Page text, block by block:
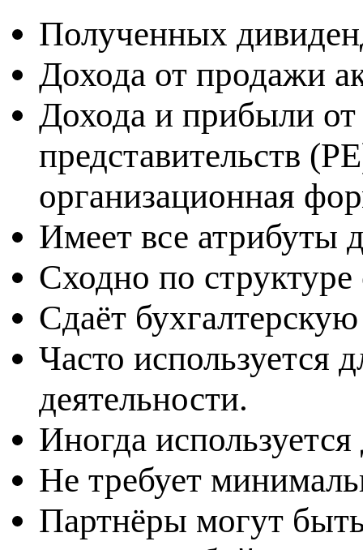
Полученных
Дохода от продажи
Дохода и прибыли
представительств
организационная
Имеет все атрибуты
Сходно по
Сдаёт
Часто используется
деятельности.
Иногда
Не требует
Партнёры могут